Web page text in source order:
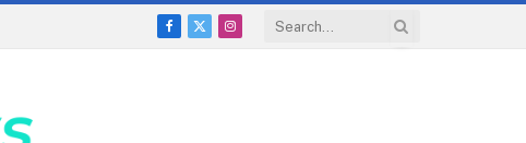
Facebook
X
Instagram